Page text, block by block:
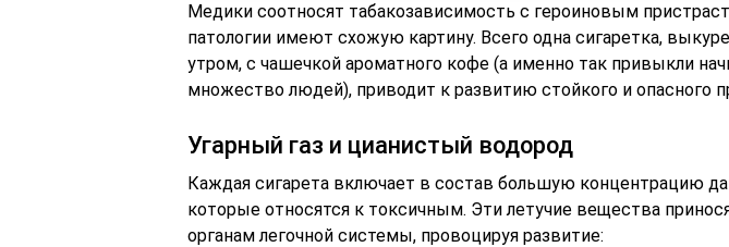
Медики соотносят табакозависимость с героиновым
патологии имеют схожую картину. Всего одна сигаретка,
утром, с чашечкой ароматного кофе (а именно так привыкли
множество людей), приводит к развитию стойкого и опасного
Угарный газ и цианистый водород
Каждая сигарета включает в состав большую концентрацию
которые относятся к токсичным. Эти летучие вещества
органам легочной системы, провоцируя развитие: